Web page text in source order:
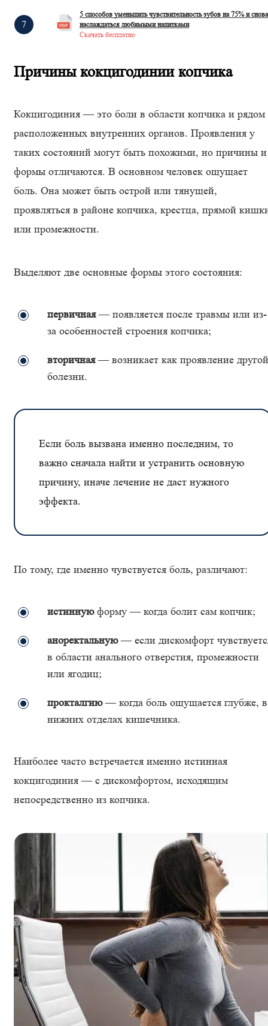
5 способов уменьшить чувствительность зубов на 75% и снова
наслаждаться любимыми напитками
Скачать бесплатно
Причины кокцигодинии копчика
Кокцигодиния — это боли в области копчика и рядом
расположенных внутренних органов. Проявления у
таких состояний могут быть похожими, но причины и
формы отличаются. В основном человек ощущает
боль. Она может быть острой или тянущей,
проявляться в районе копчика, крестца, прямой
или промежности.
Выделяют две основные формы этого состояния:
первичная— появляется после травмы или из-
за особенностей строения копчика;
вторичная— возникает как проявление другой
болезни.
Если боль вызвана именно последним, то
важно сначала найти и устранить основную
причину, иначе лечение не даст нужного
эффекта.
По тому, где именно чувствуется боль, различают:
истинную форму — когда болит сам копчик;
аноректальную— если дискомфорт
в области анального отверстия, промежности
или ягодиц;
прокталгию— когда боль ощущается глубже, в
нижних отделах кишечника.
Наиболее часто встречается именно истинная
кокцигодиния — с дискомфортом, исходящим
непосредственно из копчика.